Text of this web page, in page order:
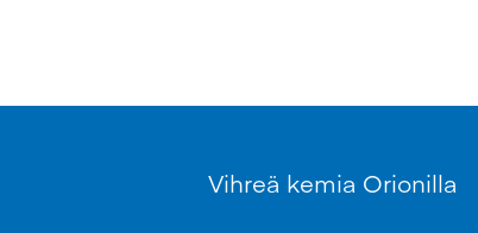
Vihreä kemia Orionilla